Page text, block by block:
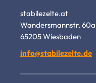
stabilezelte.at
Wandersmannstr. 60a
65205 Wiesbaden
info@stabilezelte.de